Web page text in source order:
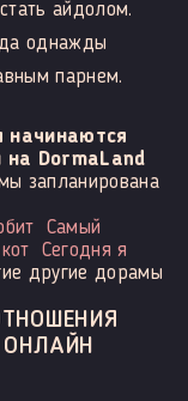
айдолом.
однажды
парнем.
начинаются
на DormaLand
запланирована
Самый
Сегодня я
другие дорамы
ОНЛАЙН